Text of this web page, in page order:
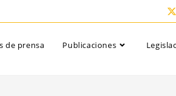
de prensa Publicaciones